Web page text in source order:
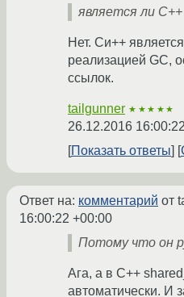
является ли
Нет. Си++
реализацией GC,
ссылок.
tailgunner ★★★★★
26.12.2016
Показать ответы
Ответ на: комментарий от
16:00:22 +00:00
Потому что он
Ага, а в C++
автоматически. И